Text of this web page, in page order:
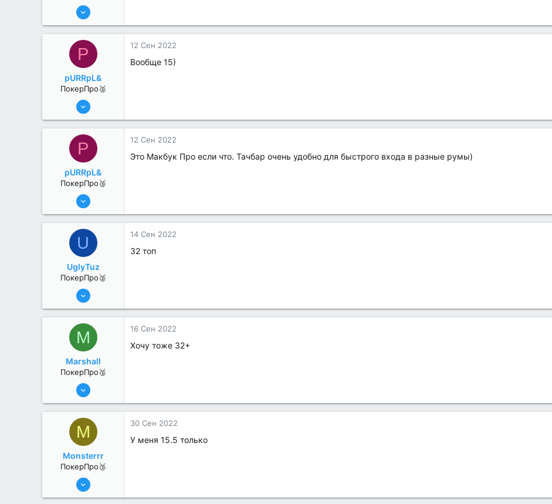
17 Авг 2022
0
P
pURRpL&
ПокерПро🥈
25 Июл 2022
1
12 Сен 2022
Вообще 15)
P
pURRpL&
ПокерПро🥈
25 Июл 2022
1
12 Сен 2022
Это Макбук Про если что. Тачбар очень удобно для быстрого входа в разные румы)
U
UglyTuz
ПокерПро🥈
13 Июн 2022
4
14 Сен 2022
32 топ
M
Marshall
ПокерПро🥈
17 Авг 2022
0
16 Сен 2022
Хочу тоже 32+
M
Monsterrr
ПокерПро🥉
17 Авг 2022
30 Сен 2022
У меня 15.5 только